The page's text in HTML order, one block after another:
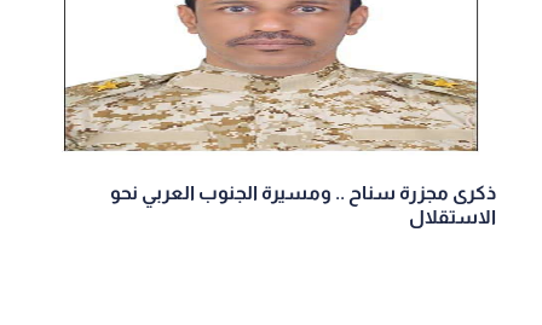
ذكرى مجزرة سناح .. ومسيرة الجنوب العربي نحو
الاستقلال